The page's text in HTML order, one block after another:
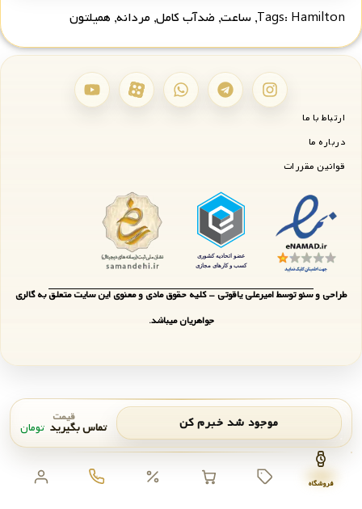
موجود شد خبرم کن قیمت
تماس بگیرید تومان
اعلان موجودی بستن
Tags: Hamilton
, ساعت, ضدآب کامل, مردانه, همیلتون
ارتباط با ما
درباره ما
قوانین مقررات
طراحی و سئو توسط امیرعلی یاقوتی - کلیه حقوق مادی و معنوی این سایت متعلق به گالری
جواهریان میباشد.
فروشگاه